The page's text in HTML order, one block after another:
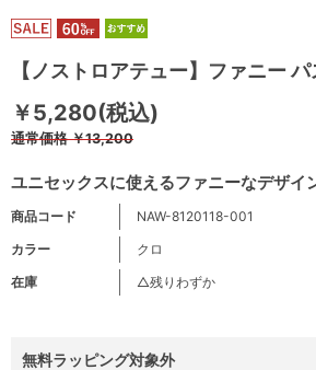
【ノストロアテュー】ファニー
ユニセックスに使えるファニーなデザイ
￥5,280(税込)
通常価格￥13,200
商品コード
NAW-8120118-001
カラー
クロ
在庫
△残りわずか
無料ラッピング対象外